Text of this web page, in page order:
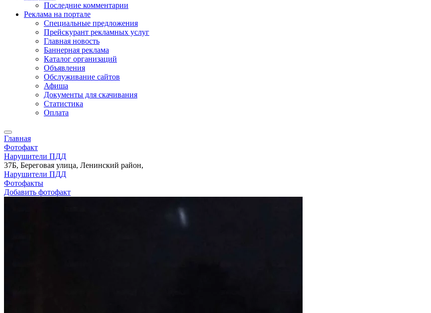
Последние комментарии
Реклама на портале
Специальные предложения
Прейскурант рекламных услуг
Главная новость
Баннерная реклама
Каталог организаций
Объявления
Обслуживание сайтов
Афиша
Документы для скачивания
Статистика
Оплата
Главная
Фотофакт
Нарушители ПДД
37Б, Береговая улица, Ленинский район,
Нарушители ПДД
Фотофакты
Добавить фотофакт